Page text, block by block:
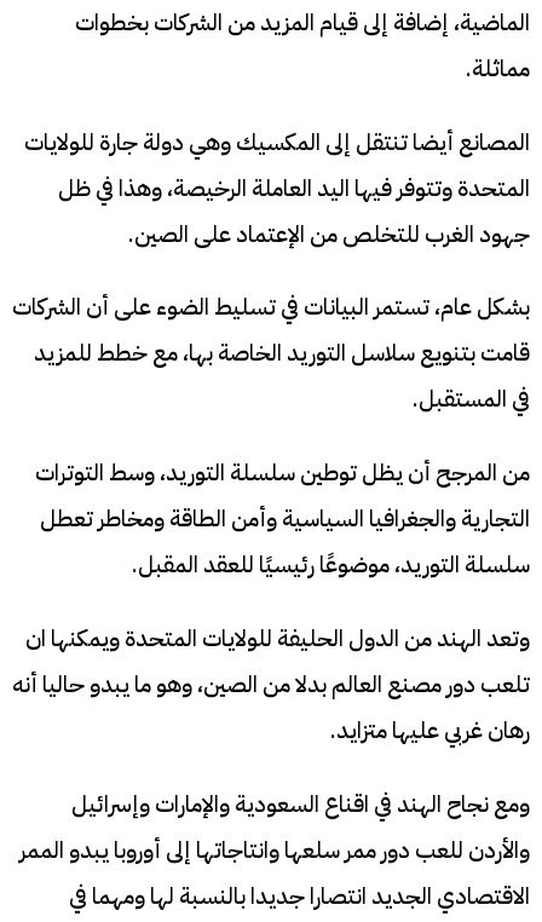
الماضية، إضافة إلى قيام المزيد من الشركات بخطوات
مماثلة.
المصانع أيضا تنتقل إلى المكسيك وهي دولة جارة للولايات
المتحدة وتتوفر فيها اليد العاملة الرخيصة، وهذا في ظل
جهود الغرب للتخلص من الإعتماد على الصين.
بشكل عام، تستمر البيانات في تسليط الضوء على أن الشركات
قامت بتنويع سلاسل التوريد الخاصة بها، مع خطط للمزيد
في المستقبل.
من المرجح أن يظل توطين سلسلة التوريد، وسط التوترات
التجارية والجغرافيا السياسية وأمن الطاقة ومخاطر تعطل
سلسلة التوريد، موضوعًا رئيسيًا للعقد المقبل.
وتعد الهند من الدول الحليفة للولايات المتحدة ويمكنها ان
تلعب دور مصنع العالم بدلا من الصين، وهو ما يبدو حاليا أنه
رهان غربي عليها متزايد.
ومع نجاح الهند في اقناع السعودية والإمارات وإسرائيل
والأردن للعب دور ممر سلعها وانتاجاتها إلى أوروبا يبدو الممر
الاقتصادي الجديد انتصارا جديدا بالنسبة لها ومهما في